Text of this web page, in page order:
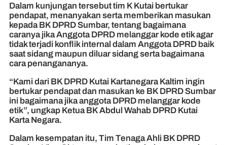
Dalam kunjungan tersebut tim K Kutai bertukar
pendapat, menanyakan serta memberikan masukan
kepada BK DPRD Sumbar, tentang bagaimana
caranya jika Anggota DPRD melanggar kode etik agar
tidak terjadi konflik internal dalam Anggota DPRD baik
saat sidang maupun diluar sidang serta bagaimana
cara penangananya.
“Kami dari BK DPRD Kutai Kartanegara Kaltim ingin
bertukar pendapat dan masukan ke BK DPRD Sumbar
ini bagaimana jika anggota DPRD melanggar kode
etik”, ungkap Ketua BK Abdul Wahab DPRD Kutai
Karta Negara.
Dalam kesempatan itu, Tim Tenaga Ahli BK DPRD